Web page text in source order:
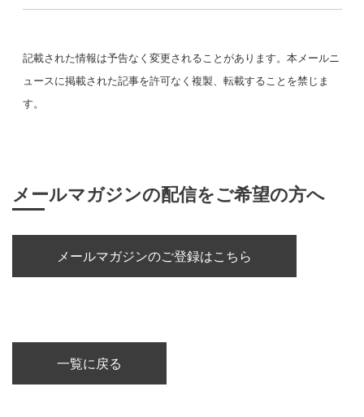
記載された情報は予告なく変更されることがあります。本メールニ
ュースに掲載された記事を許可なく複製、転載することを禁じま
す。
メールマガジンの配信をご希望の方へ
メールマガジンのご登録はこちら
一覧に戻る